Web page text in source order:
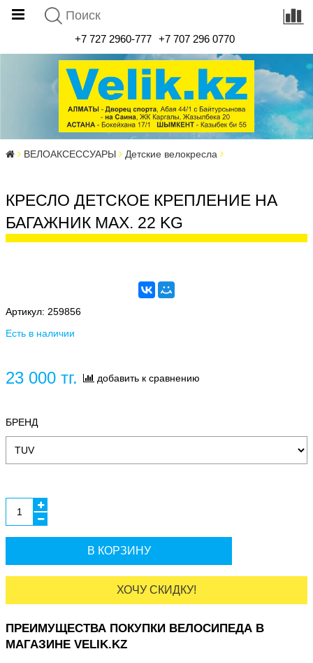
+7 727 2960-777 +7 707 296 0770
ВЕЛОАКСЕССУАРЫ Детские велокресла
КРЕСЛО ДЕТСКОЕ КРЕПЛЕНИЕ НА
БАГАЖНИК MAX. 22 KG
Артикул: 259856
Есть в наличии
23 000 тг. добавить к сравнению
БРЕНД
В КОРЗИНУ
ХОЧУ СКИДКУ!
ПРЕИМУЩЕСТВА ПОКУПКИ ВЕЛОСИПЕДА В
МАГАЗИНЕ VELIK.KZ